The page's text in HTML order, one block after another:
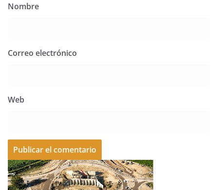
Nombre
Correo electrónico
Web
A
l